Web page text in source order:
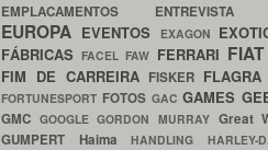
EMPLACAMENTOS ENTREVISTA
EUROPA EVENTOS EXAGON
FÁBRICASFACELFAW FERRARI FIAT
FIM DE CARREIRA FISKER FLAGRA
FORTUNESPORT FOTOS GACGAMES
GMC GOOGLEGORDON MURRAY Great
GUMPERT HaimaHANDLINGHARLEY-